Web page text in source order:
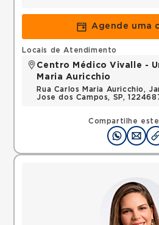
Agende uma
Compartilhe
Locais de Atendimento
Centro Médico Vivalle -
Maria Auricchio
Rua Carlos Maria Auricchio,
Jose dos Campos, SP,